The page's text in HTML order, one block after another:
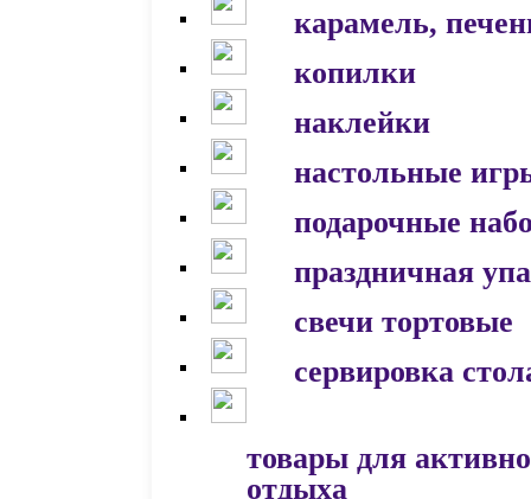
карамель,
копилки
наклейки
настольные
подарочные
праздничная
свечи тортовые
сервировка
товары для
отдыха